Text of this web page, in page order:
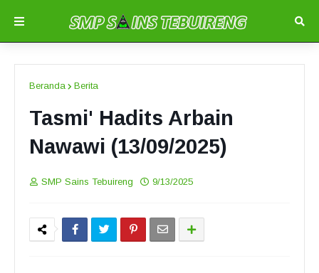
Beranda Berita
Tasmi' Hadits Arbain
Nawawi (13/09/2025)
SMP Sains Tebuireng 9/13/2025